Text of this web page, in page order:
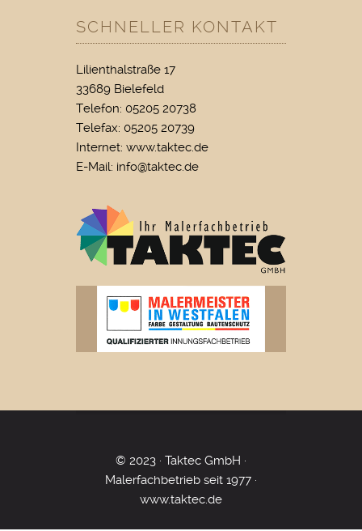
SCHNELLER KONTAKT
Lilienthalstraße 17
33689 Bielefeld
Telefon: 05205 20738
Telefax: 05205 20739
Internet: www.taktec.de
E-Mail: info@taktec.de
© 2023 · Taktec GmbH ·
Malerfachbetrieb seit 1977 ·
www.taktec.de